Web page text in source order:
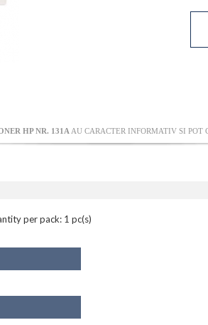
HP NR. 131A AU CARACTER INFORMATIV SI POT
per pack: 1 pc(s)